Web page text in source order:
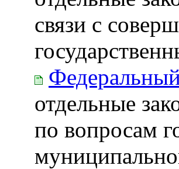
связи с
отдельные
по вопросам